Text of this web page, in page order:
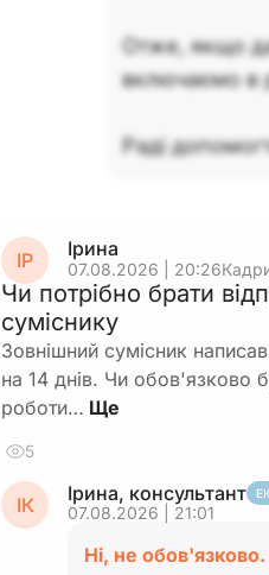
Отже, якщо
включаємо в
Раді
ІР Ірина
07.08.2026 | 20:26
Чи потрібно брати
суміснику
Зовнішний сумісник
на 14 днів. Чи обов'язково
роботи…
5
ІК Ірина, консультант
07.08.2026 | 21:01
Ні, не обов'язково.